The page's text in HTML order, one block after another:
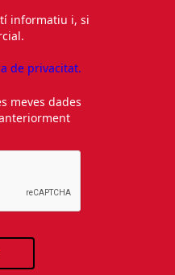
informatiu i, si
de privacitat.
meves dades